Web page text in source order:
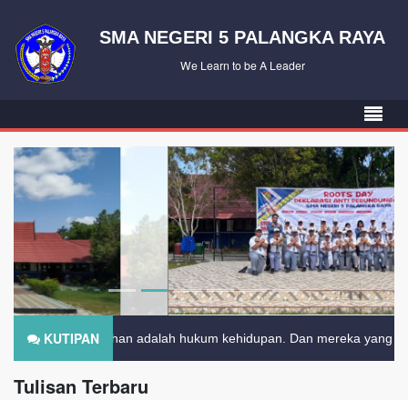
SMA NEGERI 5 PALANGKA RAYA
We Learn to be A Leader
KUTIPAN
adalah hukum kehidupan. Dan mereka yang hanya melihat
Tulisan Terbaru